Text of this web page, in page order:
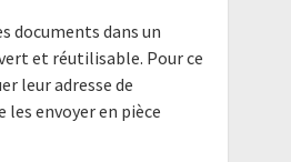
documents dans un
et réutilisable. Pour ce
leur adresse de
envoyer en pièce